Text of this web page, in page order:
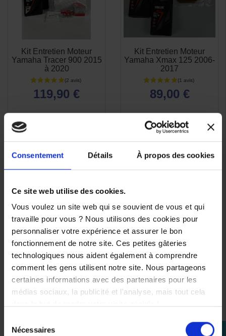
Consentement Détails À propos des cookies
Ce site web utilise des cookies.
Vous voulez un site web qui se souvient de vous et qui
travaille pour vous ? Nous utilisons des cookies pour
personnaliser votre expérience et assurer le bon
fonctionnement de notre site. Ces petites gâteries
technologiques nous aident également à comprendre
comment les gens utilisent notre site. Nous partageons
certaines informations avec des partenaires pour les
médias sociaux, la publicité et l'analyse, mais tout cela
Nécessaires
Kit Entretien Moteur
Yamaha Tracer 900 2015
à 2020
119,90 €
Kit Entretien Moteur
Yamaha Xmax 125 2006-
2017
89,00 €
APERÇU
RAPIDE
 APERÇU
RAPIDE